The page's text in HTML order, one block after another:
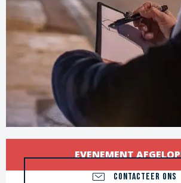
Openingstijden en
EVENEMENT
CONTACTEER ONS